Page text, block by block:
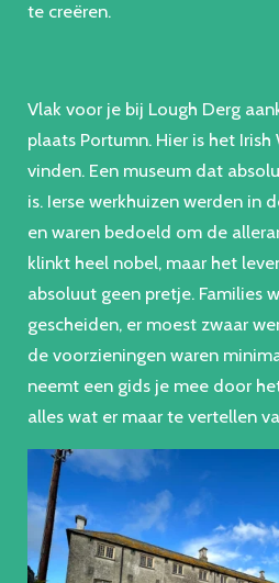
te creëren.
Vlak voor je bij Lough Derg
plaats Portumn. Hier is het
vinden. Een museum dat
is. Ierse werkhuizen werden in
en waren bedoeld om de
klinkt heel nobel, maar het
absoluut geen pretje. Families
gescheiden, er moest zwaar
de voorzieningen waren
neemt een gids je mee door
alles wat er maar te vertellen